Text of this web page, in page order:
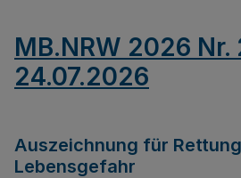
MB.NRW 2026
24.07.2026
Auszeichnung für
Lebensgefahr